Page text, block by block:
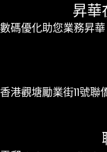
昇華
數碼優化助您業務昇華
香港觀塘勵業街11號聯